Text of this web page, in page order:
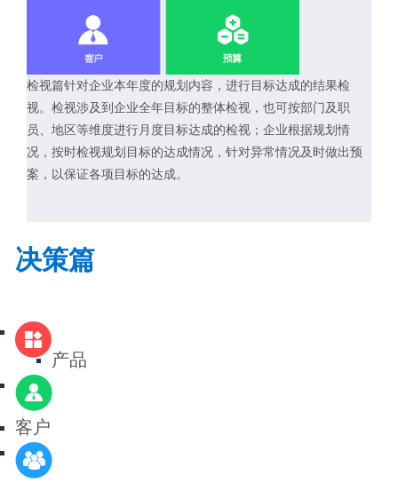
检视篇针对企业本年度的规划内容，进行目标达成的结果检
视。检视涉及到企业全年目标的整体检视，也可按部门及职
员、地区等维度进行月度目标达成的检视；企业根据规划情
况，按时检视规划目标的达成情况，针对异常情况及时做出预
案，以保证各项目标的达成。
决策篇
产品
客户